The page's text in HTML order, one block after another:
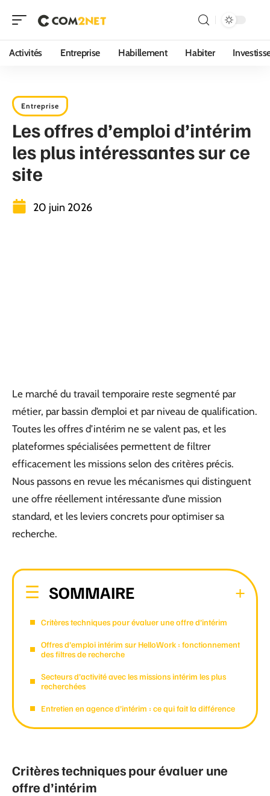
Activités Entreprise Habillement Habiter
Entreprise
Les offres d’emploi d’intérim
les plus intéressantes sur ce
site
20 juin 2026
Le marché du travail temporaire reste segmenté par
métier, par bassin d’emploi et par niveau de qualification.
Toutes les offres d’intérim ne se valent pas, et les
plateformes spécialisées permettent de filtrer
efficacement les missions selon des critères précis.
Nous passons en revue les mécanismes qui distinguent
une offre réellement intéressante d’une mission
standard, et les leviers concrets pour optimiser sa
recherche.
SOMMAIRE
Critères techniques pour évaluer une offre d’intérim
Offres d’emploi intérim sur HelloWork : fonctionnement
des filtres de recherche
Secteurs d’activité avec les missions intérim les plus
recherchées
Entretien en agence d’intérim : ce qui fait la différence
Critères techniques pour évaluer une
offre d’intérim